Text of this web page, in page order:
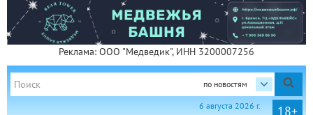
Реклама: ООО "Медведик", ИНН 3200007256
по новостям
18+
6 августа 2026 г.